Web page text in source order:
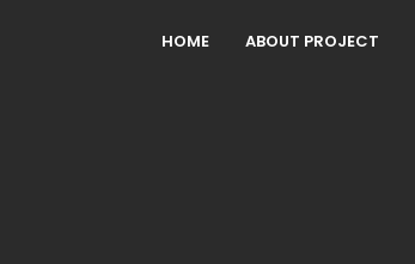
HOME ABOUT PROJECT